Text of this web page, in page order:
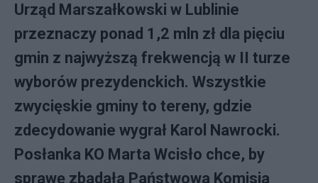
Urząd Marszałkowski w Lublinie
przeznaczy ponad 1,2 mln zł dla pięciu
gmin z najwyższą frekwencją w II turze
wyborów prezydenckich. Wszystkie
zwycięskie gminy to tereny, gdzie
zdecydowanie wygrał Karol Nawrocki.
Posłanka KO Marta Wcisło chce, by
sprawę zbadała Państwowa Komisja